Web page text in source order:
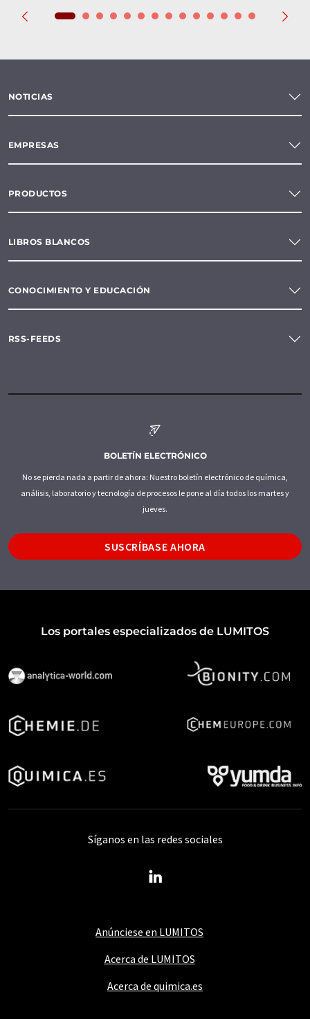
NOTICIAS
EMPRESAS
PRODUCTOS
LIBROS BLANCOS
CONOCIMIENTO Y EDUCACIÓN
RSS-FEEDS
BOLETÍN ELECTRÓNICO
No se pierda nada a partir de ahora: Nuestro boletín electrónico de química,
análisis, laboratorio y tecnología de procesos le pone al día todos los martes y
jueves.
SUSCRÍBASE AHORA
Los portales especializados de LUMITOS
Anúnciese en LUMITOS
Acerca de LUMITOS
Acerca de quimica.es
Síganos en las redes sociales